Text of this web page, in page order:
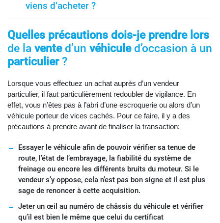
viens d’acheter ?
Quelles précautions dois-je prendre lors
de la vented’un véhiculed’occasion à un
particulier?
Lorsque vous effectuez un achat auprès d’un vendeur
particulier, il faut particulièrement redoubler de vigilance. En
effet, vous n’êtes pas à l’abri d’une escroquerie ou alors d’un
véhicule porteur de vices cachés. Pour ce faire, il y a des
précautions à prendre avant de finaliser la transaction:
Essayer le véhicule afin de pouvoir vérifier sa tenue de
route, l’état de l’embrayage, la fiabilité du système de
freinage ou encore les différents bruits du moteur. Si le
vendeur s’y oppose, cela n’est pas bon signe et il est plus
sage de renoncer à cette acquisition.
Jeter un œil au numéro de châssis du véhicule et vérifier
qu’il est bien le même que celui du certificat